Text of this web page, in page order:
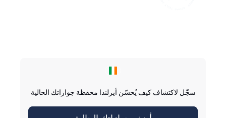
سجّل لاكتشاف كيف يُحسّن أيرلندا محفظة جوازاتك الحالية